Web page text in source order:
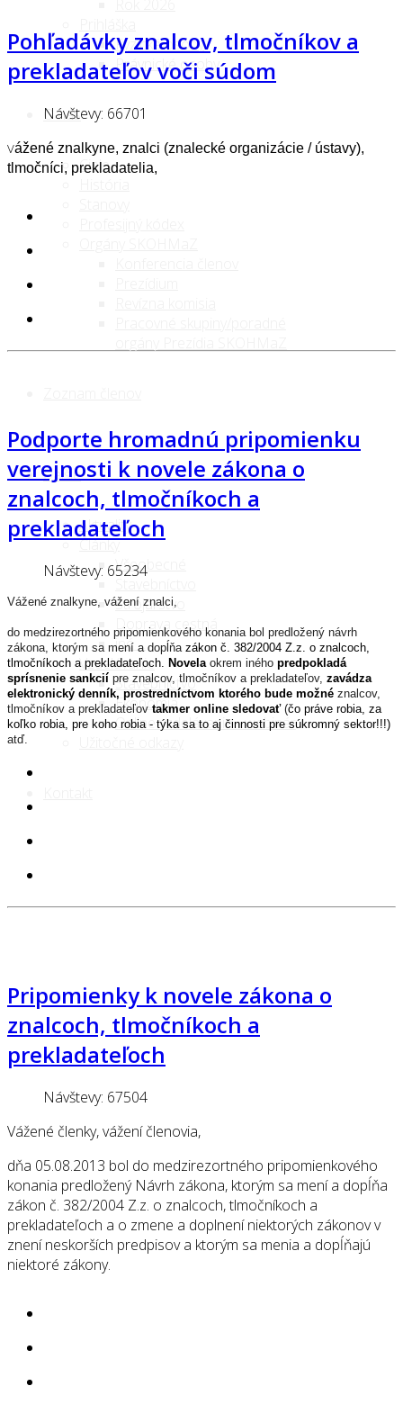
Fyzické osoby
Právnické osoby
O nás
Ciele
Ďalšie
Aktuality
Články
Všeobecné
Strojárstvo
Doprava cestná
iné ...
Vzdelávanie
Stavebníctvo
Ekonómia
Online vzdelávanie - webinár
Pohľadávky znalcov, tlmočníkov a
prekladateľov voči súdom
Návštevy: 66701
Vážené znalkyne, znalci (znalecké organizácie / ústavy),
tlmočníci, prekladatelia,
Podporte hromadnú pripomienku
verejnosti k novele zákona o
znalcoch, tlmočníkoch a
prekladateľoch
Návštevy: 65234
Vážené znalkyne, vážení znalci,
do medzirezortného pripomienkového konania bol predložený návrh
zákona, ktorým sa mení a dopĺňa zákon č. 382/2004 Z.z. o znalcoch,
tlmočníkoch a prekladateľoch
Novela okrem iného predpokladá
sprísnenie sankcií pre znalcov, tlmočníkov a prekladateľov, zavádza
elektronický denník, prostredníctvom ktorého bude možné znalcov,
tlmočníkov a prekladateľov takmer online sledovať (čo práve robia, za
koľko robia, pre koho robia - týka sa to aj činnosti pre súkromný sektor!!!)
atď.
Pripomienky k novele zákona o
znalcoch, tlmočníkoch a
prekladateľoch
Návštevy: 67504
Vážené členky, vážení členovia,
dňa 05.08.2013 bol do medzirezortného pripomienkového
konania predložený Návrh zákona, ktorým sa mení a dopĺňa
zákon č. 382/2004 Z.z. o znalcoch, tlmočníkoch a
prekladateľoch a o zmene a doplnení niektorých zákonov v
znení neskorších predpisov a ktorým sa menia a dopĺňajú
niektoré zákony.